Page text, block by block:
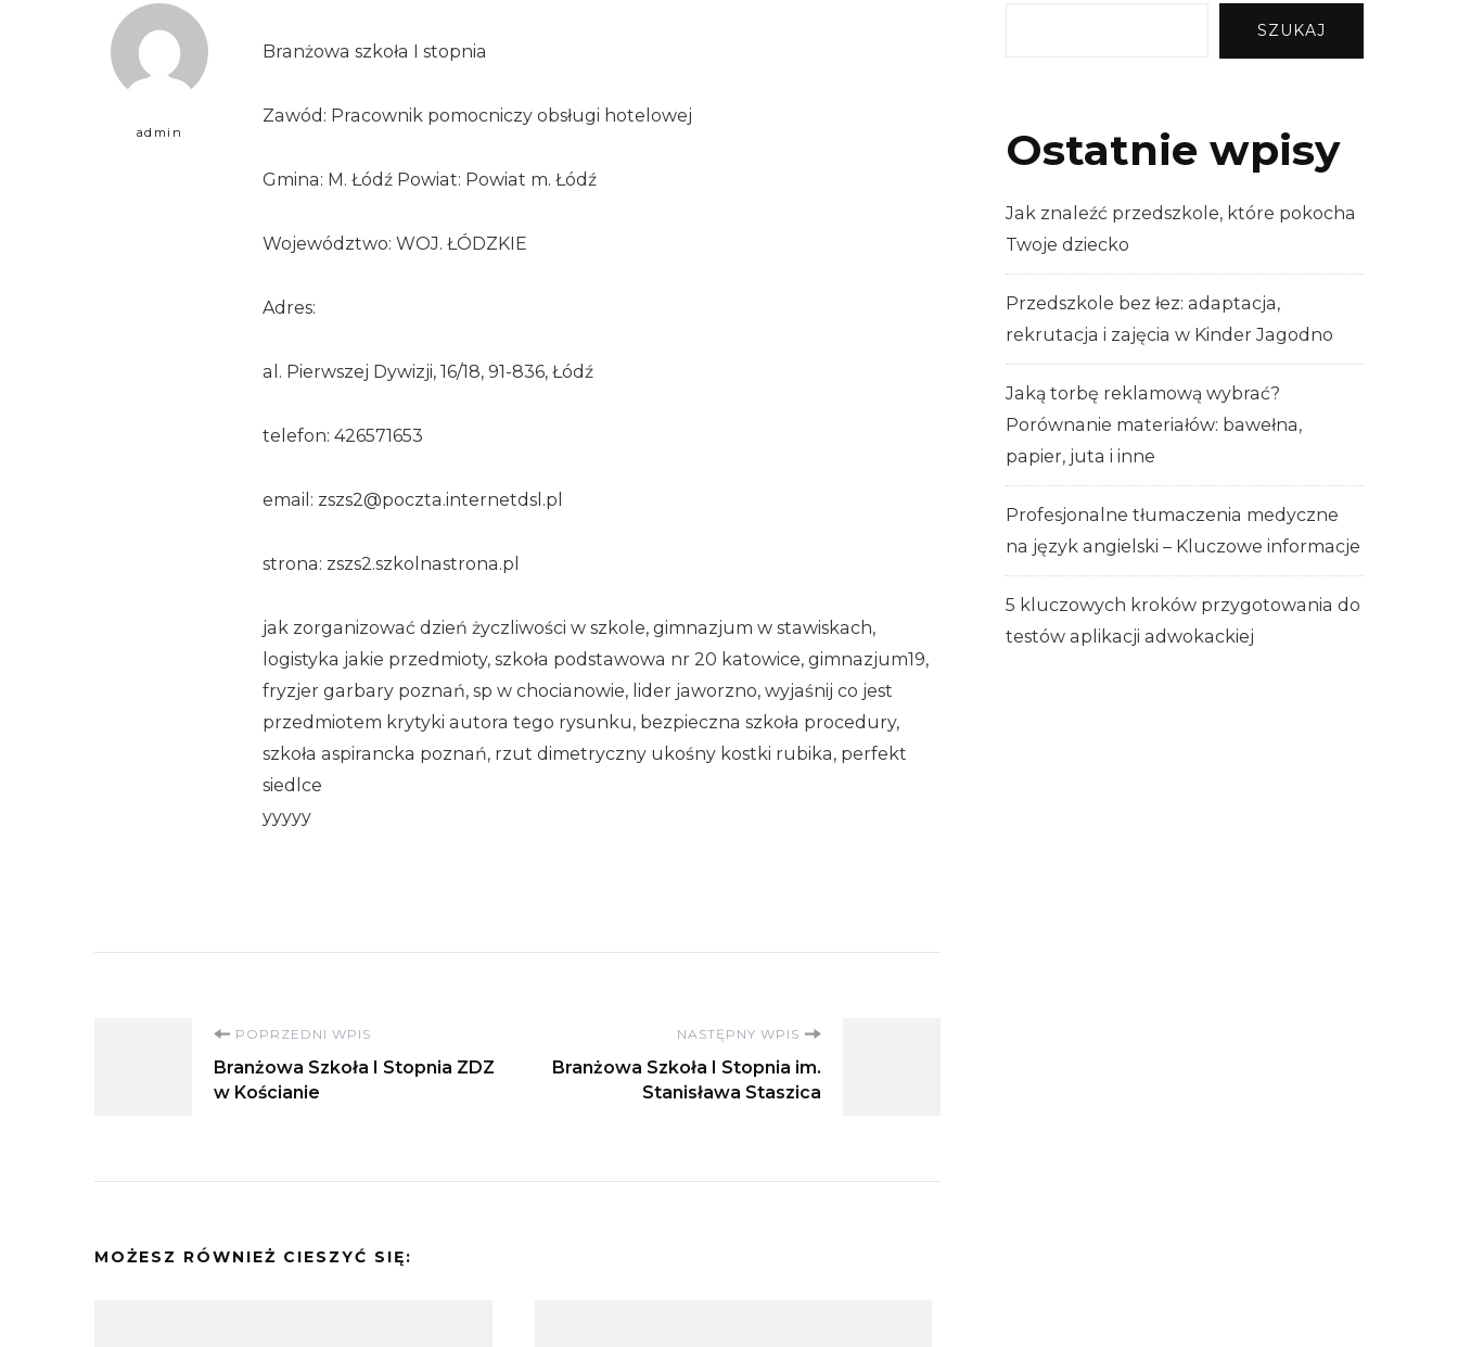
admin
Branżowa szkoła I stopnia
Zawód: Pracownik pomocniczy obsługi hotelowej
Gmina: M. Łódź Powiat: Powiat m. Łódź
Województwo: WOJ. ŁÓDZKIE
Adres:
al. Pierwszej Dywizji, 16/18, 91-836, Łódź
telefon: 426571653
email: zszs2@poczta.internetdsl.pl
strona: zszs2.szkolnastrona.pl
jak zorganizować dzień życzliwości w szkole, gimnazjum w stawiskach,
logistyka jakie przedmioty, szkoła podstawowa nr 20 katowice, gimnazjum19,
fryzjer garbary poznań, sp w chocianowie, lider jaworzno, wyjaśnij co jest
przedmiotem krytyki autora tego rysunku, bezpieczna szkoła procedury,
szkoła aspirancka poznań, rzut dimetryczny ukośny kostki rubika, perfekt
siedlce
yyyyy
Nawigacja
wpisu
POPRZEDNI WPIS
Branżowa Szkoła I Stopnia ZDZ
w Kościanie
NASTĘPNY WPIS
Branżowa Szkoła I Stopnia im.
Stanisława Staszica
MOŻESZ RÓWNIEŻ CIESZYĆ SIĘ:
SZUKAJ
Ostatnie wpisy
Jak znaleźć przedszkole, które pokocha
Twoje dziecko
Przedszkole bez łez: adaptacja,
rekrutacja i zajęcia w Kinder Jagodno
Jaką torbę reklamową wybrać?
Porównanie materiałów: bawełna,
papier, juta i inne
Profesjonalne tłumaczenia medyczne
na język angielski – Kluczowe informacje
5 kluczowych kroków przygotowania do
testów aplikacji adwokackiej